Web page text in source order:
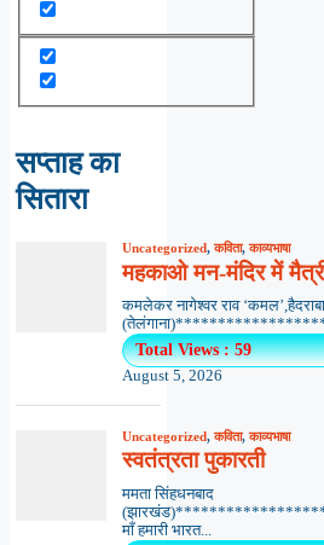
सप्ताह का
सितारा
Uncategorized,कविता,काव्यभाषा
महकाओ मन-मंदिर में
कमलेकर नागेश्वर राव
Total Views : 59
August 5, 2026
Uncategorized,कविता,काव्यभाषा
स्वतंत्रता पुकारती
ममता सिंहधनबाद
माँ हमारी भारत...